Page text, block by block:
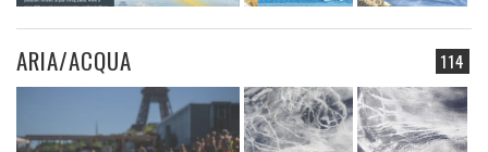
114
ARIA/ACQUA